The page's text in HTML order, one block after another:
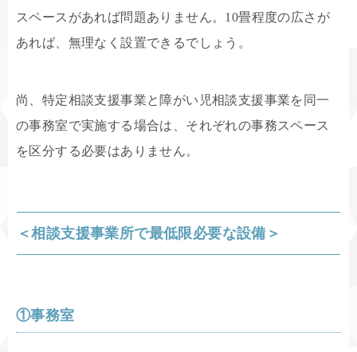
スペースがあれば問題ありません。10畳程度の広さが
あれば、無理なく設置できるでしょう。
尚、特定相談支援事業と障がい児相談支援事業を同一
の事務室で実施する場合は、それぞれの事務スペース
を区分する必要はありません。
＜相談支援事業所で最低限必要な設備＞
①事務室